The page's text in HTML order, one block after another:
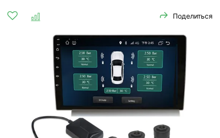
Поделиться